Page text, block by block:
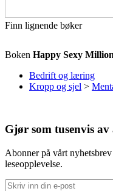
Finn lignende bøker
Boken Happy Sexy
Bedrift og læring
Kropp og sjel >
Gjør som tusenvis
Abonner på vårt
leseopplevelse.